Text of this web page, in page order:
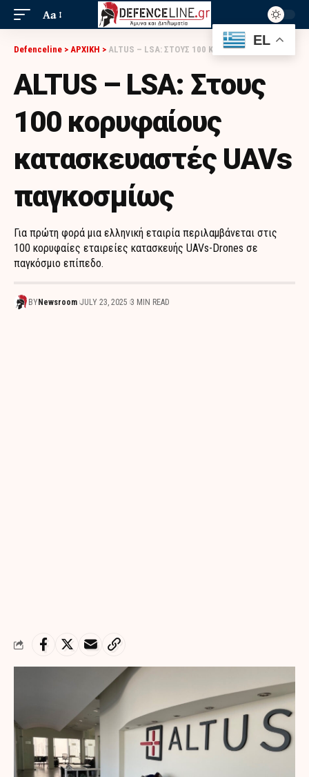
Aa
Defenceline > ΑΡΧΙΚΗ > ALTUS – LSA: ΣΤΟΥΣ 100 ΚΟΡΥΦΑΊΟΥΣ ΚΑΤΑΣΚΕΥΑΣΤΈΣ UAVS ΠΑΓΚΟΣΜΊΩΣ
ALTUS – LSA: Στους
100 κορυφαίους
κατασκευαστές UAVs
παγκοσμίως
Για πρώτη φορά μια ελληνική εταιρία περιλαμβάνεται στις
100 κορυφαίες εταιρείες κατασκευής UAVs-Drones σε
παγκόσμιο επίπεδο.
BY Newsroom JULY 23, 2025 3 MIN READ
EL